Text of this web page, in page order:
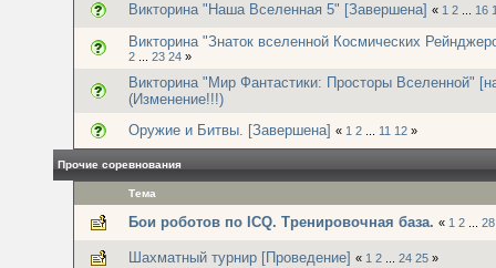
Викторина "Наша Вселенная 5" [Завершена] « 1 2 16
Викторина "Знаток вселенной Космических
2 23 24 »
Викторина "Мир Фантастики: Просторы Вселенной"
(Изменение!!!)
Оружие и Битвы. [Завершена] « 1 2 11 12 »
Прочие соревнования
Тема
Бои роботов по ICQ. Тренировочная база. « 1 2 28
Шахматный турнир [Проведение] « 1 2 24 25 »